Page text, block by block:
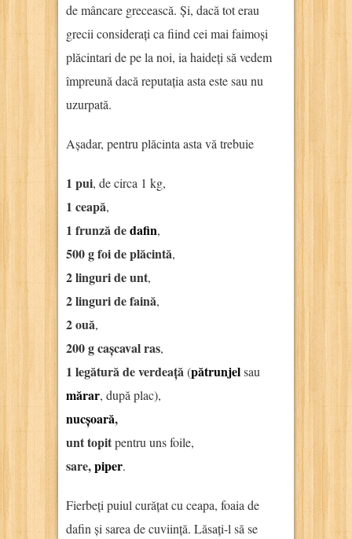
de mâncare grecească. Și, dacă tot erau
grecii considerați ca fiind cei mai faimoși
plăcintari de pe la noi, ia haideți să vedem
împreună dacă reputația asta este sau nu
uzurpată.
Așadar, pentru plăcinta asta vă trebuie
1 pui, de circa 1 kg,
1 ceapă,
1 frunză dedafin,
500 g foi de plăcintă,
2 linguri de unt,
2 linguri de faină,
2 ouă,
200 g cașcaval ras,
1 legătură de verdeață(pătrunjelsau
mărar, după plac),
nucșoară,
unt topitpentru uns foile,
sare,piper.
Fierbeți puiul curățat cu ceapa, foaia de
dafin și sarea de cuviință. Lăsați-l să se